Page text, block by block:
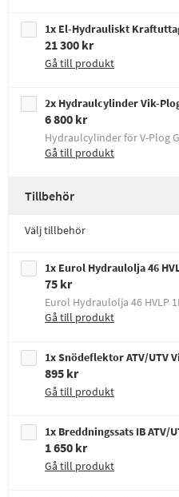
1x El-Hydrauliskt
21 300 kr
Gå till produkt
2x Hydraulcylinder Vik-
6 800 kr
Hydraulcylinder för V-Plog
Gå till produkt
Tillbehör
Välj tillbehör
1x Eurol Hydraulolja 46
75 kr
Eurol Hydraulolja 46 HVLP 1L
Gå till produkt
1x Snödeflektor ATV/UTV
895 kr
Gå till produkt
1x Breddningssats IB ATV/
1 650 kr
Gå till produkt